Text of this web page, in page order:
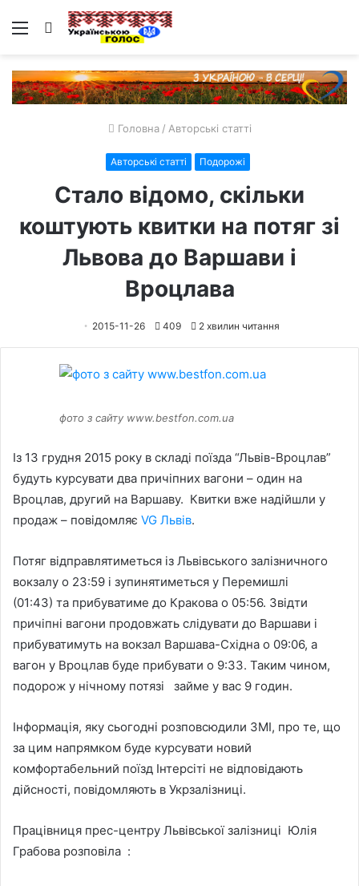
Меню Пошук
Головна / Авторські статті
Авторські статті Подорожі
Стало відомо, скільки
коштують квитки на потяг зі
Львова до Варшави і
Вроцлава
2015-11-26 409 2 хвилин читання
фото з сайту www.bestfon.com.ua
Із 13 грудня 2015 року в складі поїзда “Львів-Вроцлав”
будуть курсувати два причіпних вагони – один на
Вроцлав, другий на Варшаву. Квитки вже надійшли у
продаж – повідомляє VG Львів.
Потяг відправлятиметься із Львівського залізничного
вокзалу о 23:59 і зупинятиметься у Перемишлі
(01:43) та прибуватиме до Кракова о 05:56. Звідти
причіпні вагони продовжать слідувати до Варшави і
прибуватимуть на вокзал Варшава-Східна о 09:06, а
вагон у Вроцлав буде прибувати о 9:33. Таким чином,
подорож у нічному потязі займе у вас 9 годин.
Інформація, яку сьогодні розповсюдили ЗМІ, про те, що
за цим напрямком буде курсувати новий
комфортабельний поїзд Інтерсіті не відповідають
дійсності, повідомляють в Укрзалізниці.
Працівниця прес-центру Львівської залізниці Юлія
Грабова розповіла :